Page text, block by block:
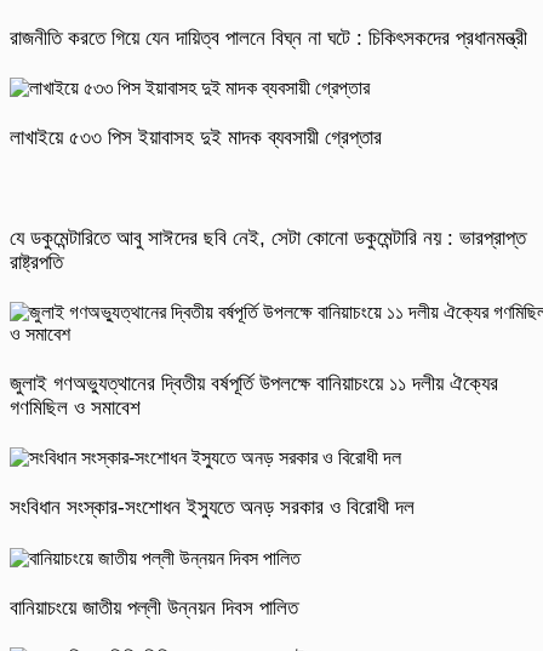
রাজনীতি করতে গিয়ে যেন দায়িত্ব পালনে বিঘ্ন না ঘটে : চিকিৎসকদের প্রধানমন্ত্রী
লাখাইয়ে ৫৩৩ পিস ইয়াবাসহ দুই মাদক ব্যবসায়ী গ্রেপ্তার
যে ডকুমেন্টারিতে আবু সাঈদের ছবি নেই, সেটা কোনো ডকুমেন্টারি নয় : ভারপ্রাপ্ত
রাষ্ট্রপতি
জুলাই গণঅভ্যুত্থানের দ্বিতীয় বর্ষপূর্তি উপলক্ষে বানিয়াচংয়ে ১১ দলীয় ঐক্যের
গণমিছিল ও সমাবেশ
সংবিধান সংস্কার-সংশোধন ইস্যুতে অনড় সরকার ও বিরোধী দল
বানিয়াচংয়ে জাতীয় পল্লী উন্নয়ন দিবস পালিত